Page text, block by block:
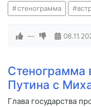
стенограмма
—
Стенограмма
Путина с
Глава государства